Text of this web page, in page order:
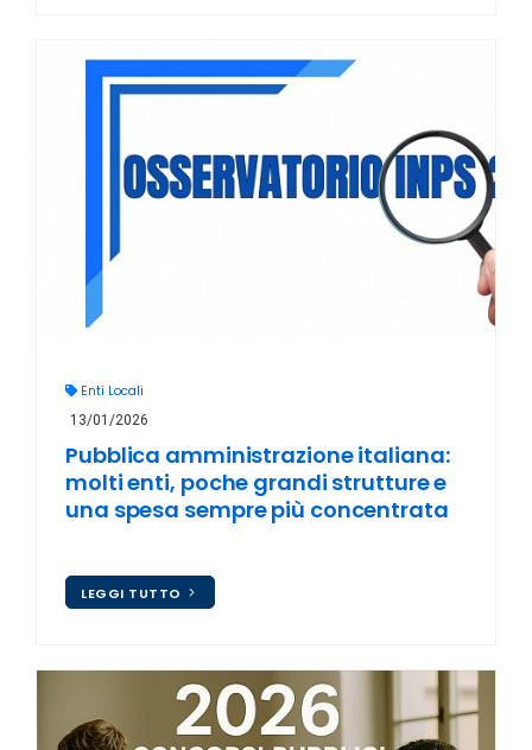
Enti Locali
13/01/2026
Pubblica amministrazione italiana:
molti enti, poche grandi strutture e
una spesa sempre più concentrata
LEGGI TUTTO